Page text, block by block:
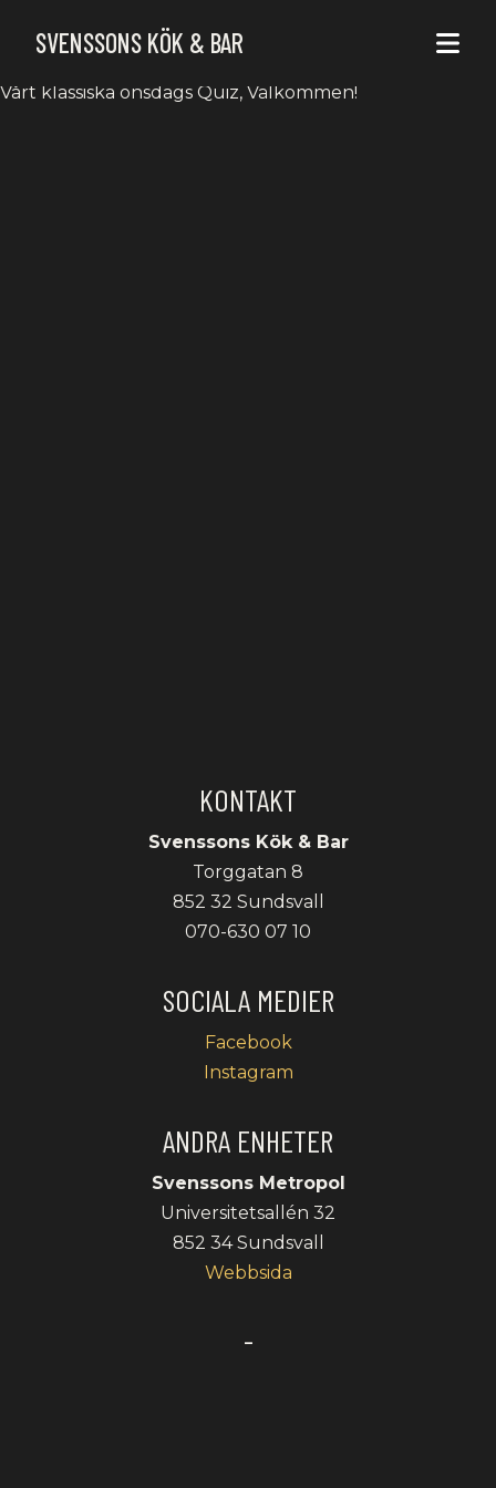
SVENSSONS KÖK & BAR
ONSDAGS QUIZ
Vårt klassiska onsdags Quiz, Välkommen!
KONTAKT
Svenssons Kök & Bar
Torggatan 8
852 32 Sundsvall
070-630 07 10
SOCIALA MEDIER
Facebook
Instagram
ANDRA ENHETER
Svenssons Metropol
Universitetsallén 32
852 34 Sundsvall
Webbsida
-